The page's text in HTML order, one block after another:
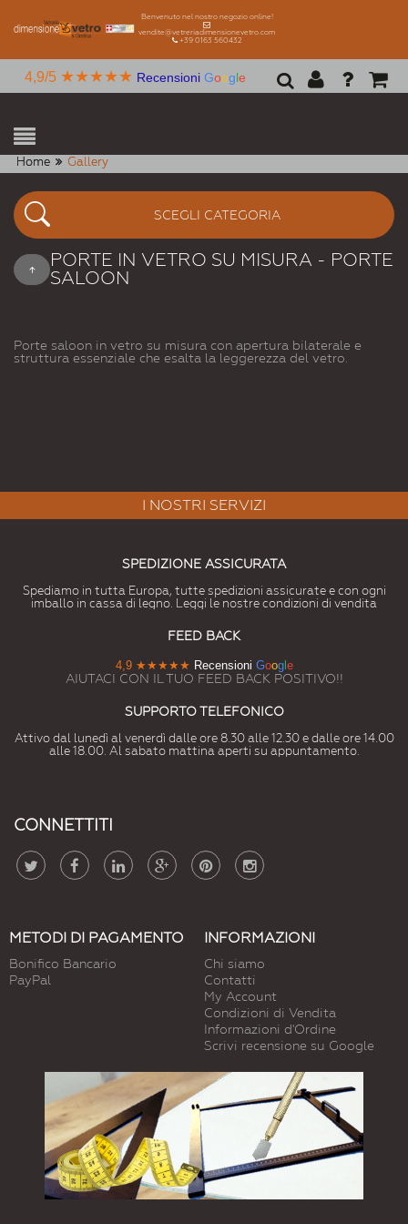
Benvenuto nel nostro negozio online!
vendite@vetreriadimensionevetro.com
+39 0163 560432
4,9/5 ★★★★★ Recensioni Google
Home Gallery
SCEGLI CATEGORIA
PORTE IN VETRO SU MISURA - PORTE
SALOON
Porte saloon in vetro su misura con apertura bilaterale e
struttura essenziale che esalta la leggerezza del vetro.
I NOSTRI SERVIZI
SPEDIZIONE ASSICURATA
Spediamo in tutta Europa, tutte spedizioni assicurate e con ogni
imballo in cassa di legno. Leggi le nostre condizioni di vendita
FEED BACK
4,9 ★★★★★ Recensioni Googl e
AIUTACI CON IL TUO FEED BACK POSITIVO!!
SUPPORTO TELEFONICO
Attivo dal lunedì al venerdì dalle ore 8.30 alle 12.30 e dalle ore 14.00
alle 18.00. Al sabato mattina aperti su appuntamento.
CONNETTITI
METODI DI PAGAMENTO
Bonifico Bancario
PayPal
INFORMAZIONI
Chi siamo
Contatti
My Account
Condizioni di Vendita
Informazioni d'Ordine
Scrivi recensione su Google